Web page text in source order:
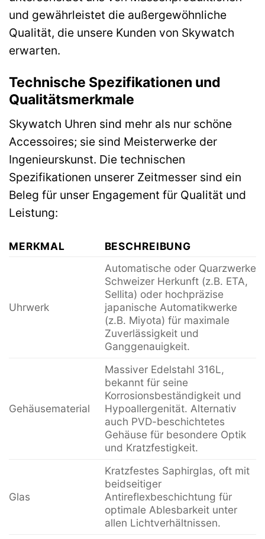
und gewährleistet die außergewöhnliche
Qualität, die unsere Kunden von Skywatch
erwarten.
Technische Spezifikationen und
Qualitätsmerkmale
Skywatch Uhren sind mehr als nur schöne
Accessoires; sie sind Meisterwerke der
Ingenieurskunst. Die technischen
Spezifikationen unserer Zeitmesser sind ein
Beleg für unser Engagement für Qualität und
Leistung:
MERKMAL BESCHREIBUNG
Uhrwerk
Automatische oder Quarzwerke
Schweizer Herkunft (z.B. ETA,
Sellita) oder hochpräzise
japanische Automatikwerke
(z.B. Miyota) für maximale
Zuverlässigkeit und
Ganggenauigkeit.
Gehäusematerial
Massiver Edelstahl 316L,
bekannt für seine
Korrosionsbeständigkeit und
Hypoallergenität. Alternativ
auch PVD-beschichtetes
Gehäuse für besondere Optik
und Kratzfestigkeit.
Glas
Kratzfestes Saphirglas, oft mit
beidseitiger
Antireflexbeschichtung für
optimale Ablesbarkeit unter
allen Lichtverhältnissen.